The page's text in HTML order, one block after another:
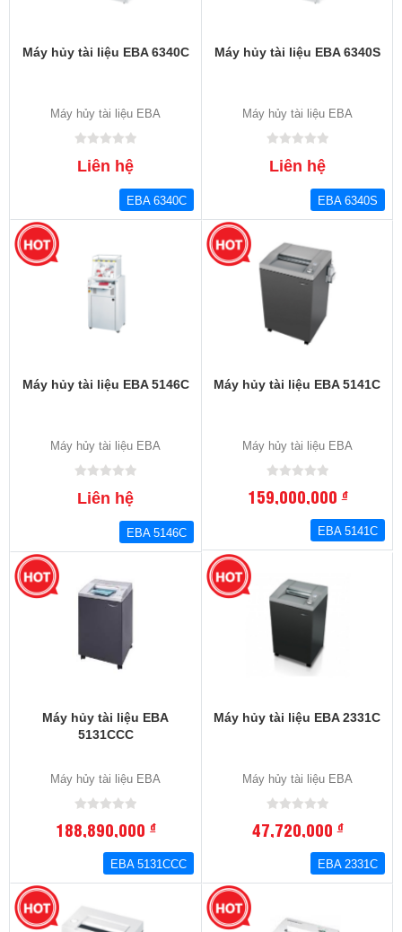
Máy hủy tài liệu EBA 6340C
Máy hủy tài liệu EBA
Liên hệ
EBA 6340C
Máy hủy tài liệu EBA 6340S
Máy hủy tài liệu EBA
Liên hệ
EBA 6340S
Máy hủy tài liệu EBA 5146C
Máy hủy tài liệu EBA
Liên hệ
EBA 5146C
Máy hủy tài liệu EBA 5141C
Máy hủy tài liệu EBA
159,000,000đ
EBA 5141C
Máy hủy tài liệu EBA
5131CCC
Máy hủy tài liệu EBA
188,890,000đ
EBA 5131CCC
Máy hủy tài liệu EBA 2331C
Máy hủy tài liệu EBA
47,720,000đ
EBA 2331C